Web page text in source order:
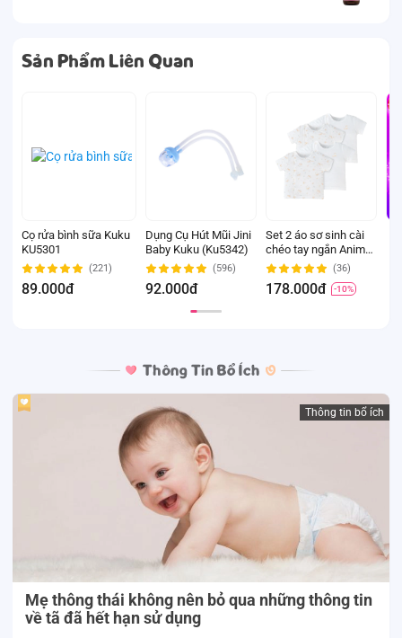
Sản Phẩm Liên Quan
Cọ rửa bình sữa Kuku
KU5301
(221)
89.000đ
Dụng Cụ Hút Mũi Jini
Baby Kuku (Ku5342)
(596)
92.000đ
Set 2 áo sơ sinh cài
chéo tay ngắn Animo
Easy KV0724002 (3-
6M,Trắng-HT Chim
non)
(36)
178.000đ -10%
Thông tin bổ ích
Mẹ thông thái không nên bỏ qua những thông tin
về tã đã hết hạn sử dụng